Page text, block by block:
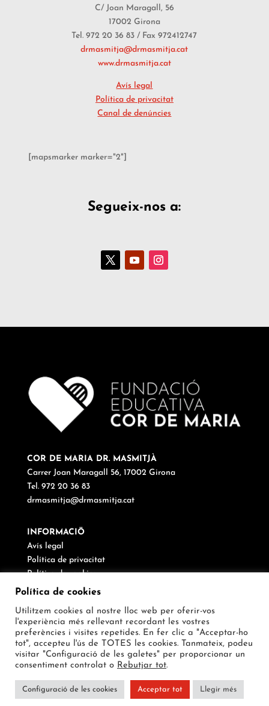
C/ Joan Maragall, 56
17002 Girona
Tel. 972 20 36 83 / Fax 972412747
drmasmitja@drmasmitja.cat
www.drmasmitja.cat
Avís legal
Política de privacitat
Canal de denúncies
[mapsmarker marker="2"]
Segueix-nos a:
COR DE MARIA DR. MASMITJÀ
Carrer Joan Maragall 56, 17002 Girona
Tel. 972 20 36 83
drmasmitja@drmasmitja.cat
INFORMACIÖ
Avís legal
Política de privacitat
Política de cookies
Canal de denúncies
SEGUEIX-NOS
Política de cookies
Utilitzem cookies al nostre lloc web per oferir-vos
l'experiència més rellevant recordant les vostres
preferències i visites repetides. En fer clic a "Acceptar-ho
tot", accepteu l'ús de TOTES les cookies. Tanmateix, podeu
visitar "Configuració de les galetes" per proporcionar un
consentiment controlat o Rebutjar tot.
Configuració de les cookies Acceptar tot Llegir més